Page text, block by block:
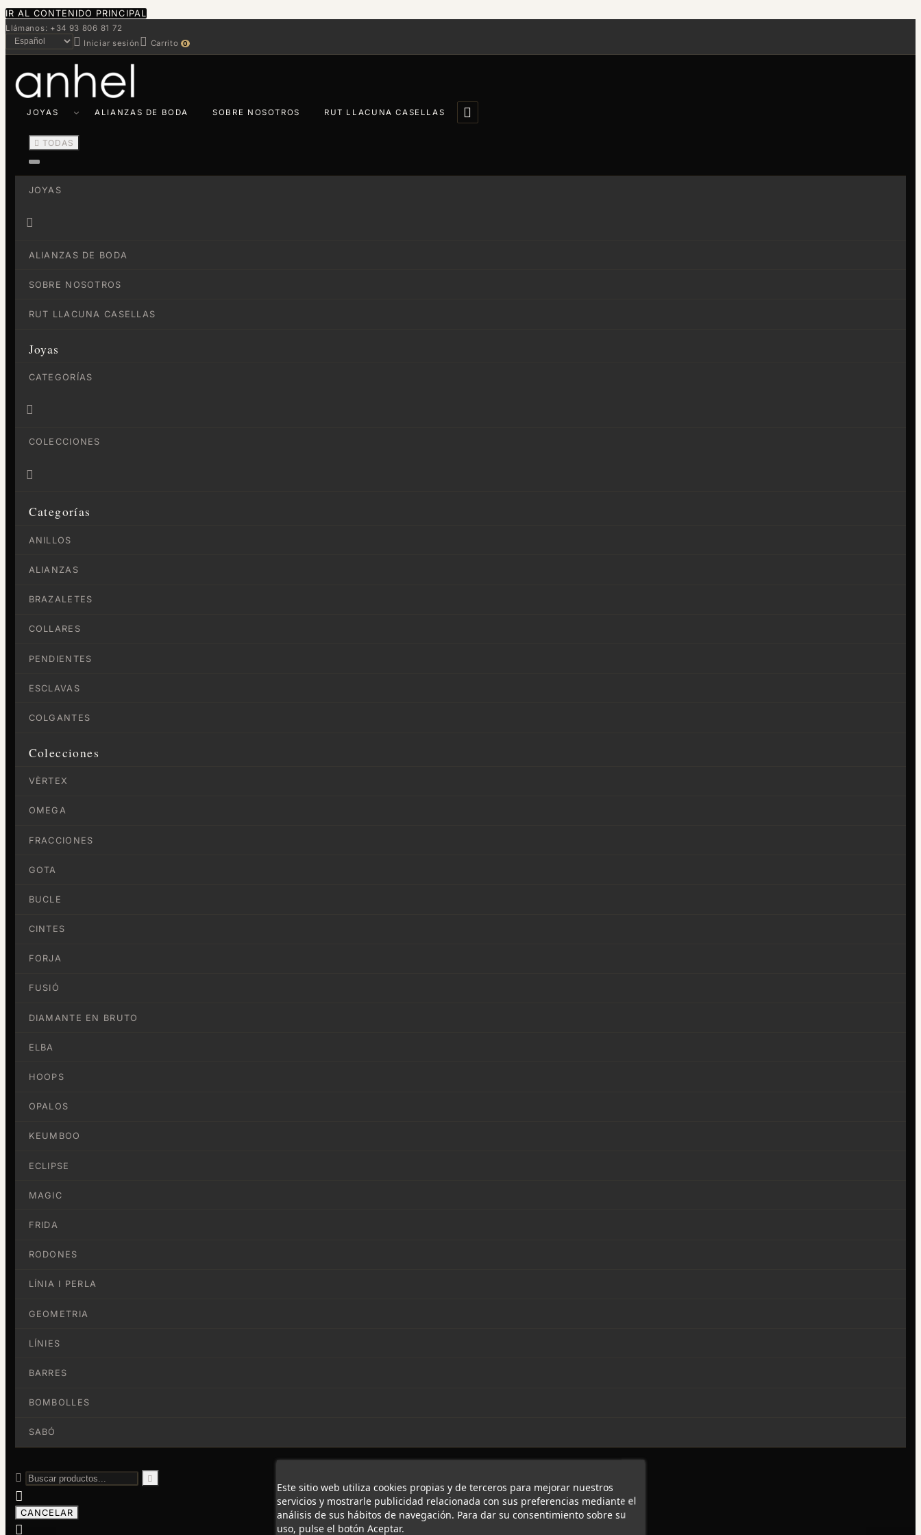
IR AL CONTENIDO PRINCIPAL
Llámanos: +34 93 806 81 72
 Iniciar sesión  Carrito 0
JOYAS ALIANZAS DE BODA SOBRE NOSOTROS RUT LLACUNA CASELLAS 
 TODAS
JOYAS

ALIANZAS DE BODA
SOBRE NOSOTROS
RUT LLACUNA CASELLAS
Joyas
CATEGORÍAS

COLECCIONES

Categorías
ANILLOS
ALIANZAS
BRAZALETES
COLLARES
PENDIENTES
ESCLAVAS
COLGANTES
Colecciones
VÈRTEX
OMEGA
FRACCIONES
GOTA
BUCLE
CINTES
FORJA
FUSIÓ
DIAMANTE EN BRUTO
ELBA
HOOPS
OPALOS
KEUMBOO
ECLIPSE
MAGIC
FRIDA
RODONES
LÍNIA I PERLA
GEOMETRIA
LÍNIES
BARRES
BOMBOLLES
SABÓ
 

CANCELAR

Este sitio web utiliza cookies propias y de terceros para mejorar nuestros
servicios y mostrarle publicidad relacionada con sus preferencias mediante el
análisis de sus hábitos de navegación. Para dar su consentimiento sobre su
uso, pulse el botón Aceptar.